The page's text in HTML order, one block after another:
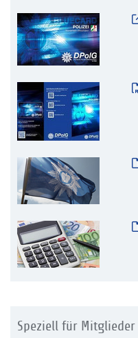
Speziell für Mitglieder